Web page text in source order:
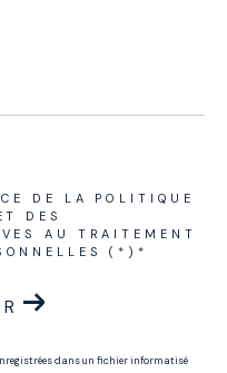
DE LA POLITIQUE
DES
AU TRAITEMENT
(*)*
dans un fichier informatisé